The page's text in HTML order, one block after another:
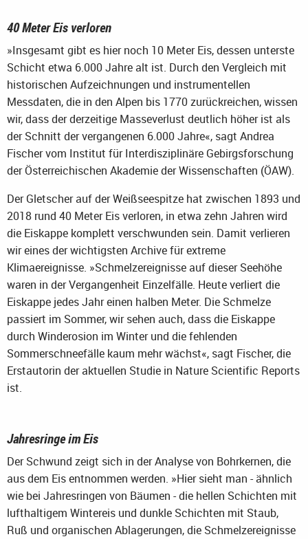
40 Meter Eis verloren
»Insgesamt gibt es hier noch 10 Meter Eis, dessen unterste
Schicht etwa 6.000 Jahre alt ist. Durch den Vergleich mit
historischen Aufzeichnungen und instrumentellen
Messdaten, die in den Alpen bis 1770 zurückreichen, wissen
wir, dass der derzeitige Masseverlust deutlich höher ist als
der Schnitt der vergangenen 6.000 Jahre«, sagt Andrea
Fischer vom Institut für Interdisziplinäre Gebirgsforschung
der Österreichischen Akademie der Wissenschaften (ÖAW).
Der Gletscher auf der Weißseespitze hat zwischen 1893 und
2018 rund 40 Meter Eis verloren, in etwa zehn Jahren wird
die Eiskappe komplett verschwunden sein. Damit verlieren
wir eines der wichtigsten Archive für extreme
Klimaereignisse. »Schmelzereignisse auf dieser Seehöhe
waren in der Vergangenheit Einzelfälle. Heute verliert die
Eiskappe jedes Jahr einen halben Meter. Die Schmelze
passiert im Sommer, wir sehen auch, dass die Eiskappe
durch Winderosion im Winter und die fehlenden
Sommerschneefälle kaum mehr wächst«, sagt Fischer, die
Erstautorin der aktuellen Studie in Nature Scientific Reports
ist.
Jahresringe im Eis
Der Schwund zeigt sich in der Analyse von Bohrkernen, die
aus dem Eis entnommen werden. »Hier sieht man - ähnlich
wie bei Jahresringen von Bäumen - die hellen Schichten mit
lufthaltigem Wintereis und dunkle Schichten mit Staub,
Ruß und organischen Ablagerungen, die Schmelzereignisse